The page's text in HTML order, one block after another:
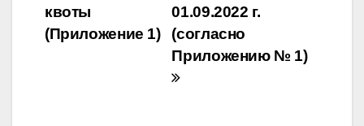
01.09.2022 г.
(согласно
Приложению № 1)
квоты
(Приложение 1)